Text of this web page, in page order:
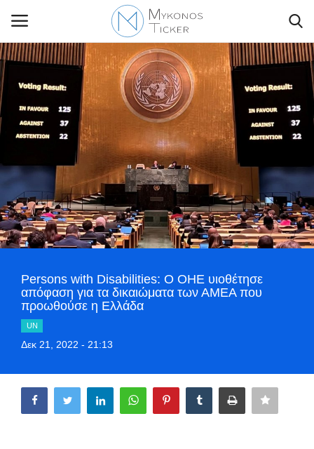
Contact Us
Business
Travel
Style Adorés
Greece
Arts & Culture
Persons with Disabilities: Ο ΟΗΕ υιοθέτησε
απόφαση για τα δικαιώματα των ΑΜΕΑ που
προωθούσε η Ελλάδα
UN
Δεκ 21, 2022 - 21:13